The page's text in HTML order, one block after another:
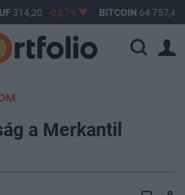
314,20 -0,87% BITCOIN64 757,47
a Merkantil